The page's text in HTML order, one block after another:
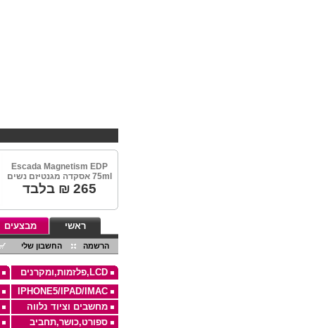
Escada Magnetism EDP
75ml אסקדה מגנטיזם נשים
265 ₪ בלבד
ראשי מבצעים
הרשמה החשבון שלי
LCD,פלזמות,ומקרנים
IPHONE5/IPAD/IMAC
מחשבים וציוד נלווה
ספורט,כושר,תחביב